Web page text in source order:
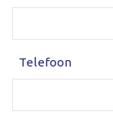
Telefoon